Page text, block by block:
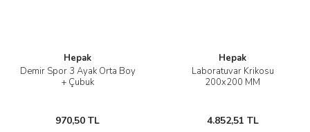
Hepak
Demir Spor 3 Ayak Orta Boy
+ Çubuk
970,50 TL
Hepak
Laboratuvar Krikosu
200x200 MM
4.852,51 TL